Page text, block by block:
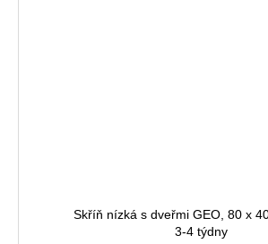
Skříň nízká s dveřmi GEO, 80 x
3-4 týdny